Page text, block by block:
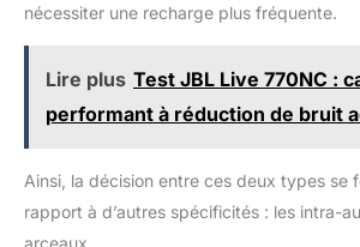
nécessiter une recharge plus fréquente.
Lire plus Test JBL Live 770NC :
performant à réduction de bruit
Ainsi, la décision entre ces deux types se
rapport à d’autres spécificités : les intra-
arceaux.